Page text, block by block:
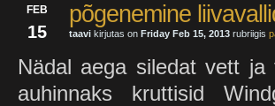
FEB
15
põgenemine
taavi kirjutas on Friday Feb 15, 2013 rubriigis
Nädal aega siledat vett
auhinnaks kruttisid